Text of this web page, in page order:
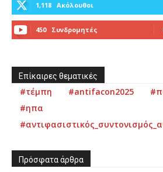
1,118 Ακόλουθοι
450 Συνδρομητές
Επίκαιρες θεματικές
#τέμπη #antifacon2025
#ηπα
Πρόσφατα άρθρα